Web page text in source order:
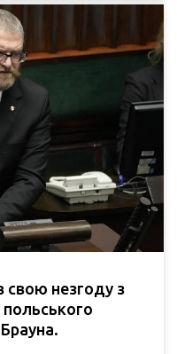
свою незгоду з